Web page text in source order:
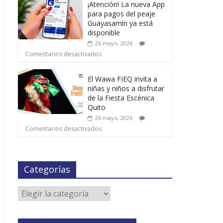
¡Atención! La nueva App
para pagos del peaje
Guayasamín ya está
disponible
26 mayo, 2026
Comentarios desactivados
El Wawa FIEQ invita a
niñas y niños a disfrutar
de la Fiesta Escénica
Quito
26 mayo, 2026
Comentarios desactivados
Categorías